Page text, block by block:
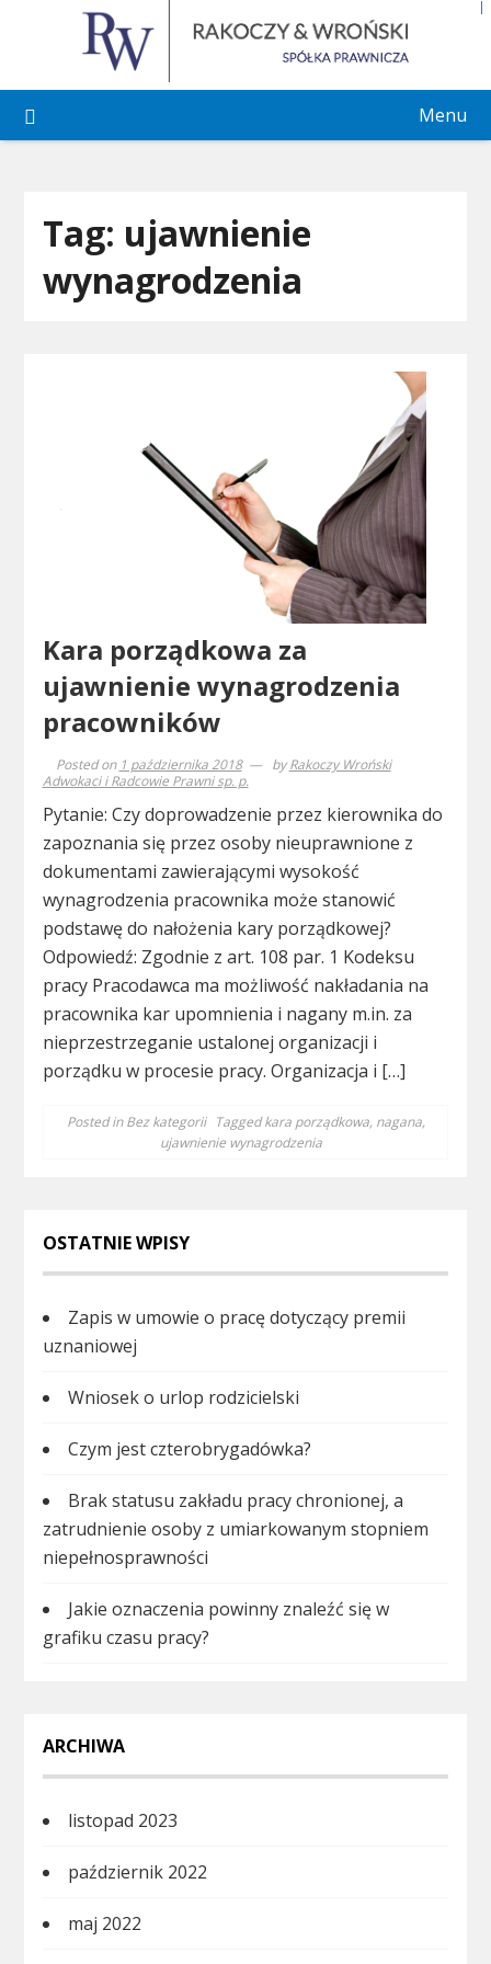
Menu
Tag: ujawnienie
wynagrodzenia
Kara porządkowa za
ujawnienie wynagrodzenia
pracowników
Posted on 1 października 2018 byRakoczy Wroński
Adwokaci i Radcowie Prawni sp. p.
Pytanie: Czy doprowadzenie przez kierownika do
zapoznania się przez osoby nieuprawnione z
dokumentami zawierającymi wysokość
wynagrodzenia pracownika może stanowić
podstawę do nałożenia kary porządkowej?
Odpowiedź: Zgodnie z art. 108 par. 1 Kodeksu
pracy Pracodawca ma możliwość nakładania na
pracownika kar upomnienia i nagany m.in. za
nieprzestrzeganie ustalonej organizacji i
porządku w procesie pracy. Organizacja i […]
Posted inBez kategorii Taggedkara porządkowa, nagana,
ujawnienie wynagrodzenia
OSTATNIE WPISY
Zapis w umowie o pracę dotyczący premii
uznaniowej
Wniosek o urlop rodzicielski
Czym jest czterobrygadówka?
Brak statusu zakładu pracy chronionej, a
zatrudnienie osoby z umiarkowanym stopniem
niepełnosprawności
Jakie oznaczenia powinny znaleźć się w
grafiku czasu pracy?
ARCHIWA
listopad 2023
październik 2022
maj 2022